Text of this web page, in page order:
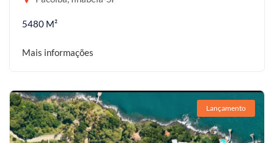
5480 M²
Mais informações
Lançamento